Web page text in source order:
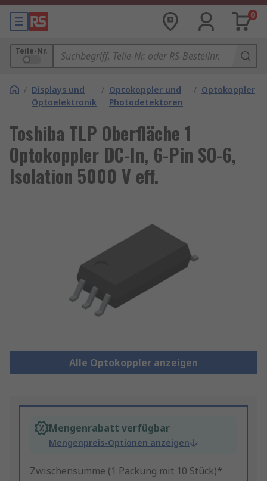
0
Teile-Nr.
/ Displays und
Optoelektronik
/ Optokoppler und
Photodetektoren
/ Optokoppler
Toshiba TLP Oberfläche 1
Optokoppler DC-In, 6-Pin SO-6,
Isolation 5000 V eff.
Alle Optokoppler anzeigen
Mengenrabatt verfügbar
Mengenpreis-Optionen anzeigen
Zwischensumme (1 Packung mit 10 Stück)*